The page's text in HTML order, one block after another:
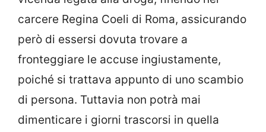
carcere Regina Coeli di Roma, assicurando
però di essersi dovuta trovare a
fronteggiare le accuse ingiustamente,
poiché si trattava appunto di uno scambio
di persona. Tuttavia non potrà mai
dimenticare i giorni trascorsi in quella